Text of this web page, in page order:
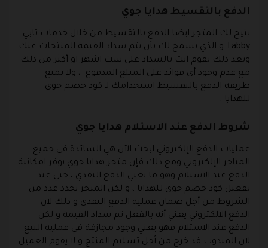
الدفع بالتقسيط هدايا جوي
يتيح لك المتجر ايضا الدفع بالتقسيط من خلال خدمات تابي
Tabby و الذي يسمح لك بأن يتم سداد القيمة المنتجات عنك
وبعد ذلك تقوم انت بالسداد على ست اشهر او أكثر من ذلك
مع عدم وجود أي فوائد على المبلغ المدفوع ، ولا تمنع
طريقة الدفع بالتقسيط استخدامك لـ كود خصم جوي
للهدايا .
شروط الدفع عند الاستلام هدايا جوي
عمليات الدفع الإلكتروني ابحث الآن هي السائدة في جميع
المتاجر الإلكتروني ومع ذلك فإن متجر هدايا جوي يوفر امكانية
الدفع عند الاستلام وهو ما يعني الدفع النقدي ، حتي عند
تفعيل كود خصم جوي للهدايا ، و لكن المتجر يحدد عدد من
الشروط من أجل ضمان عملية الدفع النقدي و ذلك لان
الدفع الالكتروني يعني أنه بالفعل تم سداد القيمة و لكن
الدفع عند الاستلام فهو يعني وجود مجازفة في عملية البيع
لان المندوب قد خرج من أجل تسليم المنتج و لا يقوم العميل